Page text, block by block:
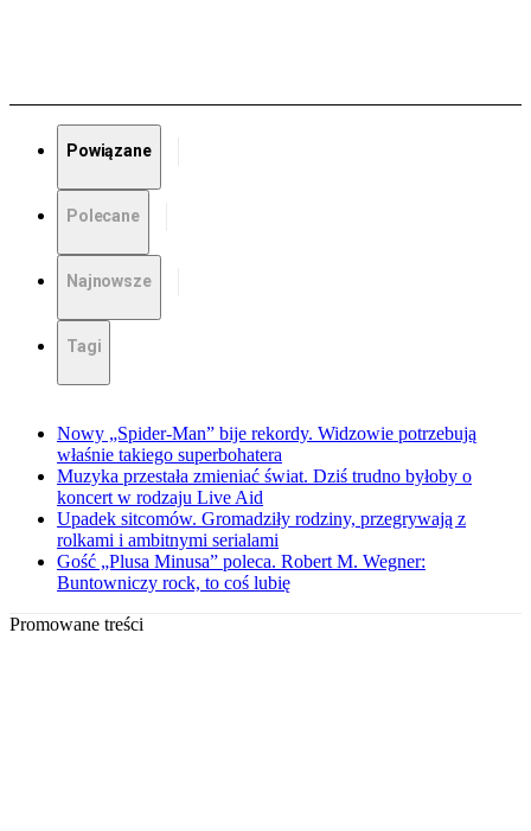
Powiązane
Polecane
Najnowsze
Tagi
Nowy „Spider-Man” bije rekordy. Widzowie potrzebują
właśnie takiego superbohatera
Muzyka przestała zmieniać świat. Dziś trudno byłoby o
koncert w rodzaju Live Aid
Upadek sitcomów. Gromadziły rodziny, przegrywają z
rolkami i ambitnymi serialami
Gość „Plusa Minusa” poleca. Robert M. Wegner:
Buntowniczy rock, to coś lubię
Promowane treści